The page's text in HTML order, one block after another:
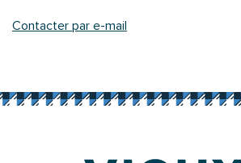
Contacter par e-mail